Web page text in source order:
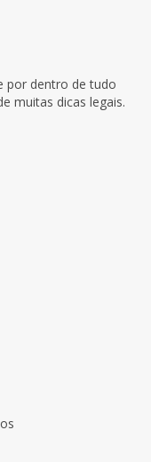
por dentro de tudo
muitas dicas legais.